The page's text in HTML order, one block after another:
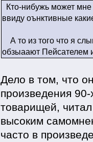
Кто-нибужь может
ввиду оънктивные
А то из того что я
обзыаают Пейсателем
Дело в том, что
произведения
товарищей,
высоким
часто в